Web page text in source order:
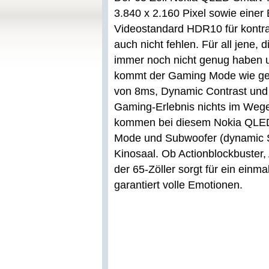
3.840 x 2.160 Pixel sowie einer
Videostandard HDR10 für
auch nicht fehlen. Für all jene,
immer noch nicht genug haben
kommt der Gaming Mode wie
von 8ms, Dynamic Contrast
Gaming-Erlebnis nichts im
kommen bei diesem Nokia
Mode und Subwoofer
Kinosaal. Ob
der 65-Zöller sorgt für ein
garantiert volle Emotionen.